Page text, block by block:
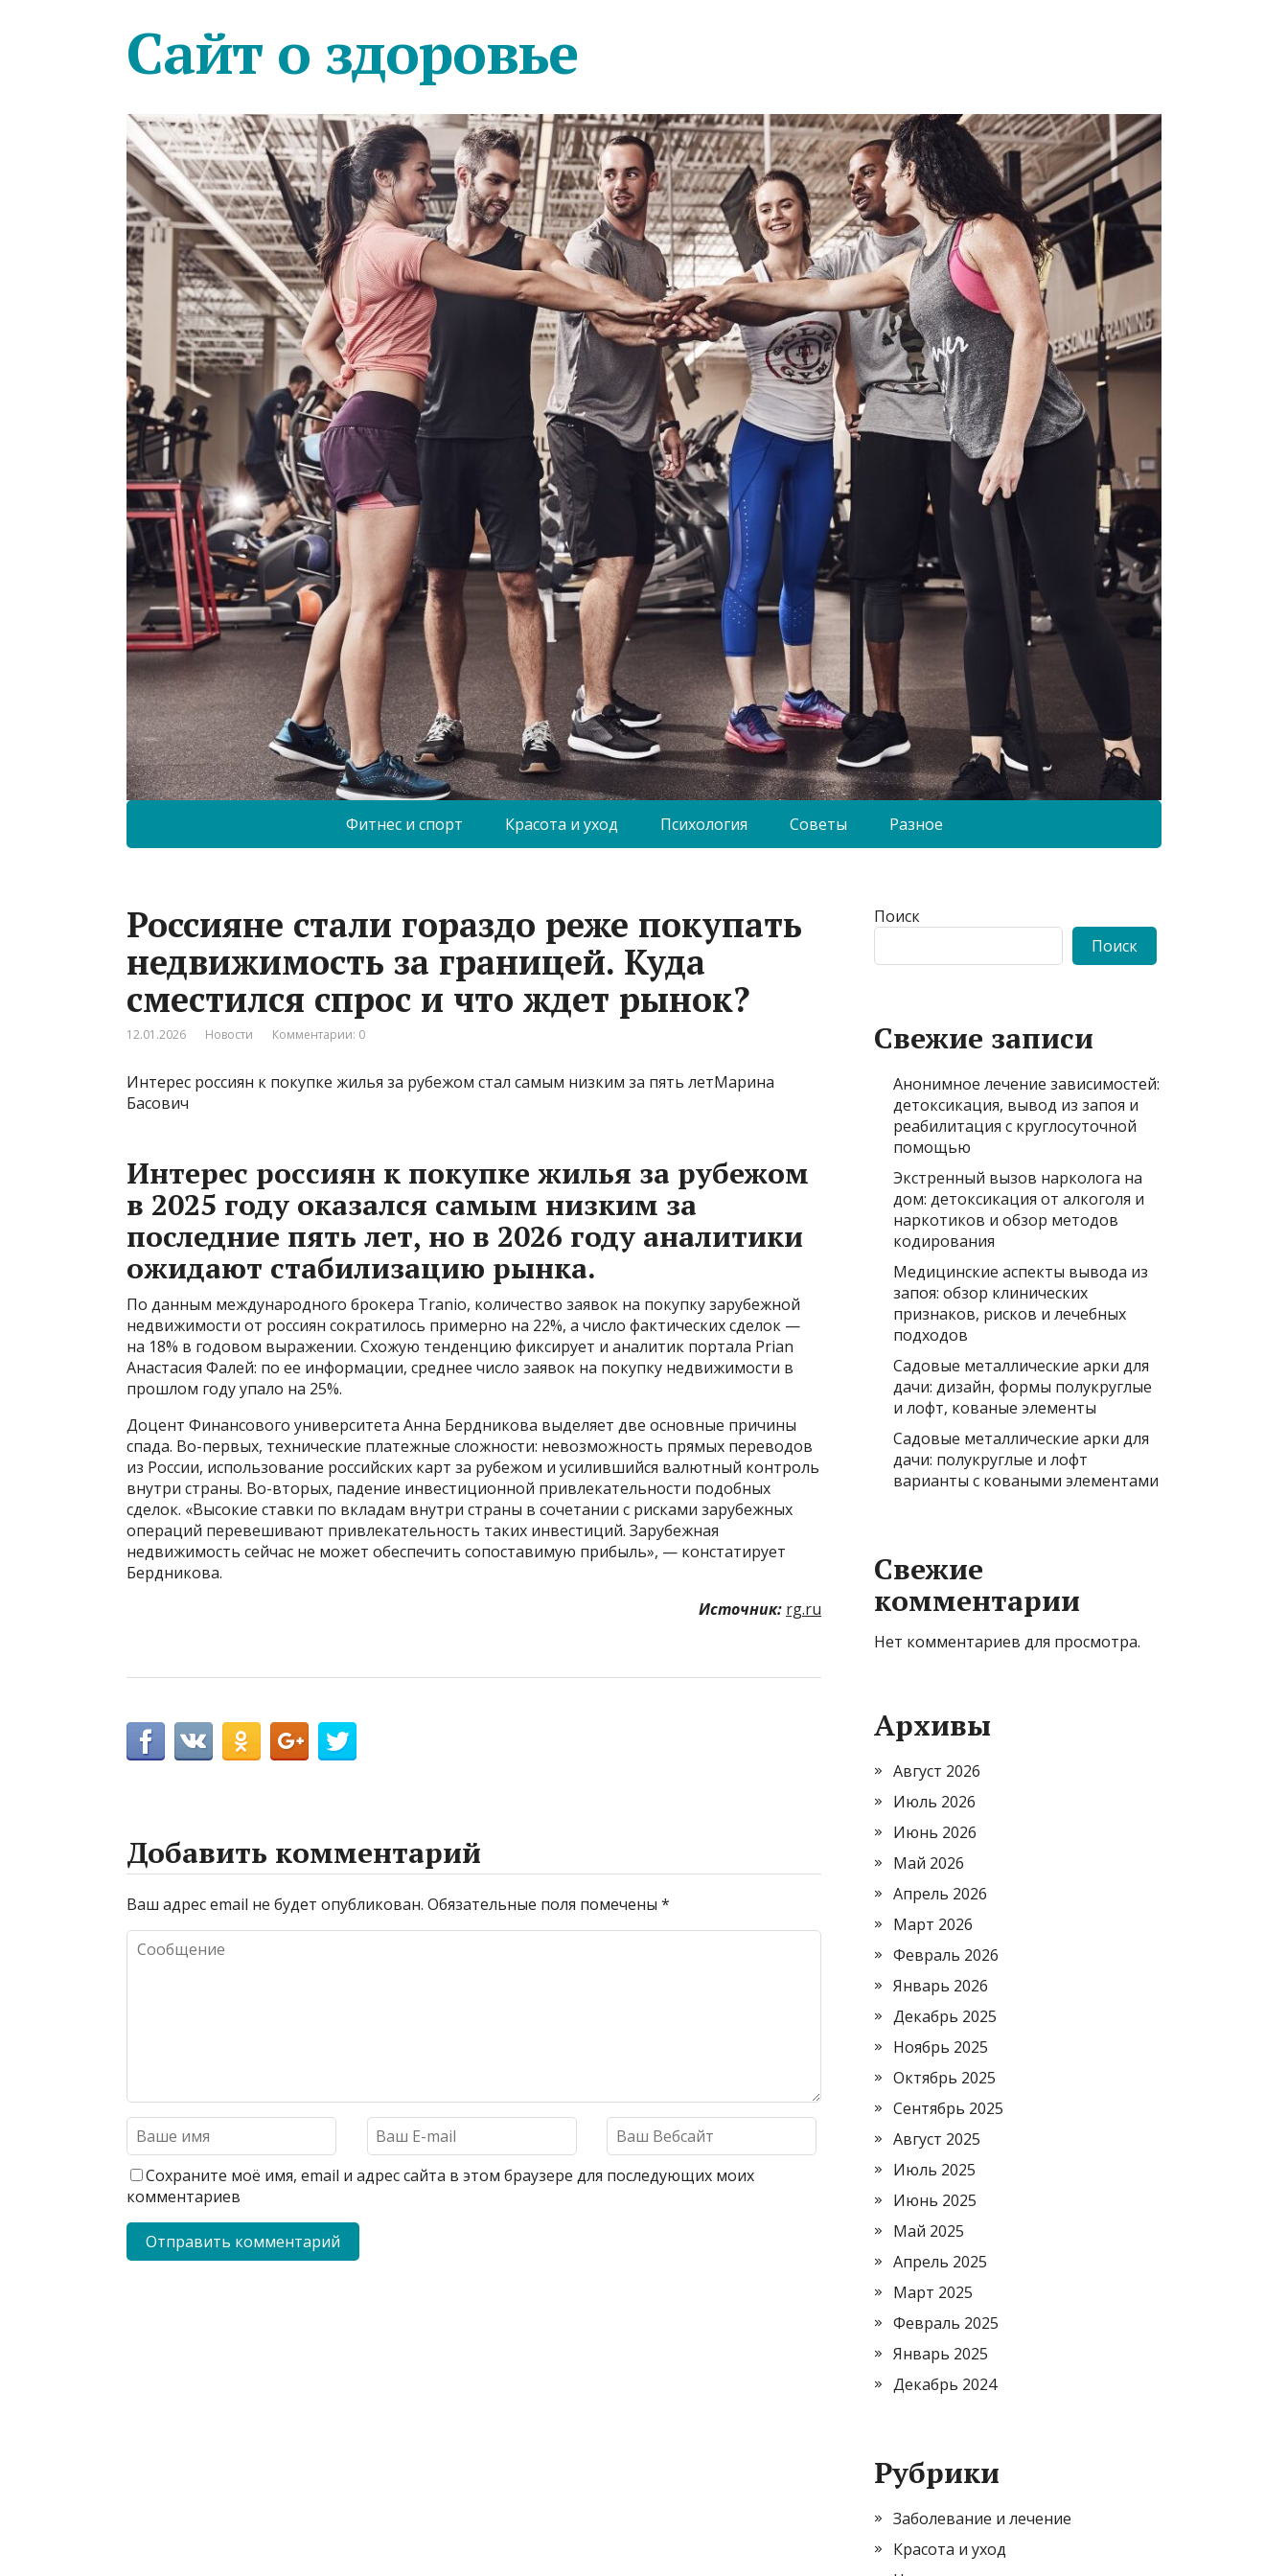
Сайт о здоровье
Фитнес и спорт Красота и уход Психология Советы Разное
Россияне стали гораздо реже покупать
недвижимость за границей. Куда
сместился спрос и что ждет рынок?
12.01.2026 Новости Комментарии: 0
Интерес россиян к покупке жилья за рубежом стал самым низким за пять летМарина
Басович
Интерес россиян к покупке жилья за рубежом
в 2025 году оказался самым низким за
последние пять лет, но в 2026 году аналитики
ожидают стабилизацию рынка.
По данным международного брокера Tranio, количество заявок на покупку зарубежной
недвижимости от россиян сократилось примерно на 22%, а число фактических сделок —
на 18% в годовом выражении. Схожую тенденцию фиксирует и аналитик портала Prian
Анастасия Фалей: по ее информации, среднее число заявок на покупку недвижимости в
прошлом году упало на 25%.
Доцент Финансового университета Анна Бердникова выделяет две основные причины
спада. Во-первых, технические платежные сложности: невозможность прямых переводов
из России, использование российских карт за рубежом и усилившийся валютный контроль
внутри страны. Во-вторых, падение инвестиционной привлекательности подобных
сделок. «Высокие ставки по вкладам внутри страны в сочетании с рисками зарубежных
операций перевешивают привлекательность таких инвестиций. Зарубежная
недвижимость сейчас не может обеспечить сопоставимую прибыль», — констатирует
Бердникова.
Источник: rg.ru
Добавить комментарий
Ваш адрес email не будет опубликован. Обязательные поля помечены *
Сохраните моё имя, email и адрес сайта в этом браузере для последующих моих
комментариев
Поиск
Поиск
Свежие записи
Анонимное лечение зависимостей:
детоксикация, вывод из запоя и
реабилитация с круглосуточной
помощью
Экстренный вызов нарколога на
дом: детоксикация от алкоголя и
наркотиков и обзор методов
кодирования
Медицинские аспекты вывода из
запоя: обзор клинических
признаков, рисков и лечебных
подходов
Садовые металлические арки для
дачи: дизайн, формы полукруглые
и лофт, кованые элементы
Садовые металлические арки для
дачи: полукруглые и лофт
варианты с коваными элементами
Свежие
комментарии
Нет комментариев для просмотра.
Архивы
Август 2026
Июль 2026
Июнь 2026
Май 2026
Апрель 2026
Март 2026
Февраль 2026
Январь 2026
Декабрь 2025
Ноябрь 2025
Октябрь 2025
Сентябрь 2025
Август 2025
Июль 2025
Июнь 2025
Май 2025
Апрель 2025
Март 2025
Февраль 2025
Январь 2025
Декабрь 2024
Рубрики
Заболевание и лечение
Красота и уход